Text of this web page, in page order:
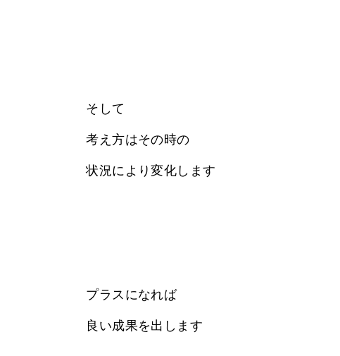
そして
考え方はその時の
状況により変化します
プラスになれば
良い成果を出します